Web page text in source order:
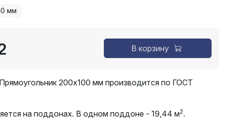
мм
В корзину
200х100 мм производится по ГОСТ
на поддонах. В одном поддоне - 19,44 м2.